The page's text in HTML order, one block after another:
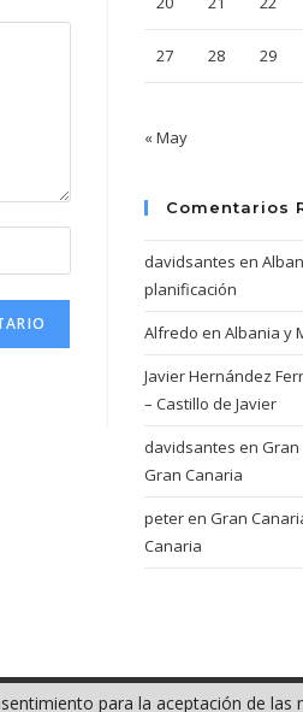
27 28 29
« May
Comentarios
davidsantes en
planificación
Alfredo en Albania y
Javier Hernández
– Castillo de Javier
davidsantes en Gran
Gran Canaria
peteren Gran
Canaria
para la aceptación de las